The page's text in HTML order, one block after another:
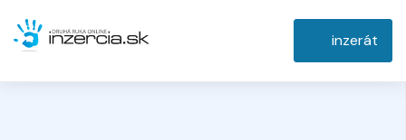
inzerát